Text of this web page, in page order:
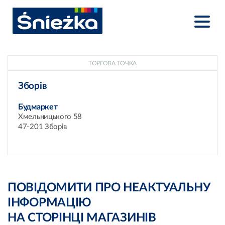
ТОРГОВА ТОЧКА
Зборів
Будмаркет
Хмельницького 58
47-201 Зборів
ПОВІДОМИТИ ПРО НЕАКТУАЛЬНУ
ІНФОРМАЦІЮ
НА СТОРІНЦІ МАГАЗИНІВ